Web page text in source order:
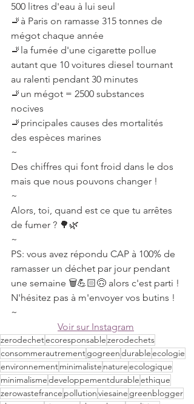
500 litres d'eau à lui seul⠀
🚬à Paris on ramasse 315 tonnes de
mégot chaque année⠀
🚬la fumée d'une cigarette pollue
autant que 10 voitures diesel tournant
au ralenti pendant 30 minutes⠀
🚬un mégot = 2500 substances
nocives⠀
🚬principales causes des mortalités
des espèces marines⠀
~⠀
Des chiffres qui font froid dans le dos
mais que nous pouvons changer !⠀
~⠀
Alors, toi, quand est ce que tu arrêtes
de fumer ? 🌳🌿⠀
~⠀
PS: vous avez répondu CAP à 100% de
ramasser un déchet par jour pendant
une semaine 🗑💪🏻🙃 alors c'est parti !
N'hésitez pas à m'envoyer vos butins !⠀
~⠀
Voir sur Instagram
zerodechetecoresponsablezerodechets
consommerautrementgogreendurableecologie
environnementminimaliste natureecologique
minimalismedeveloppementdurableethique
zerowastefrance pollutionviesaine greenblogger